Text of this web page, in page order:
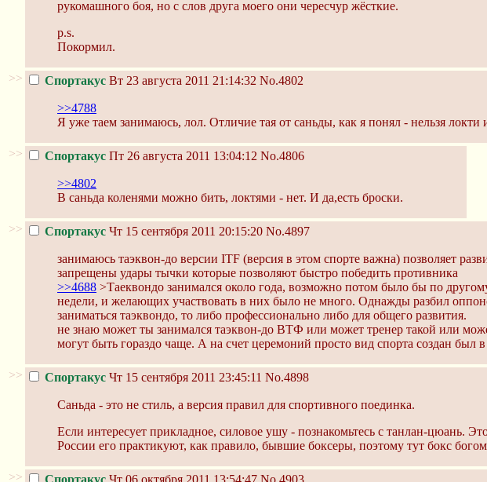
рукомашного боя, но с слов друга моего они чересчур жёсткие.
p.s.
Покормил.
>> Спортакус Вт 23 августа 2011 21:14:32 No.4802
>>4788
Я уже таем занимаюсь, лол. Отличие тая от саньды, как я понял - нельзя
>> Спортакус Пт 26 августа 2011 13:04:12 No.4806
>>4802
В саньда коленями можно бить, локтями - нет. И да,есть броски.
>> Спортакус Чт 15 сентября 2011 20:15:20 No.4897
занимаюсь таэквон-до версии ITF (версия в этом спорте важна) позволяет
запрещены удары тычки которые позволяют быстро победить противника
>>4688 >Таеквондо занимался около года, возможно потом было бы по
недели, и желающих участвовать в них было не много. Однажды разбил
заниматься таэквондо, то либо профессионально либо для общего развития.
не знаю может ты занимался таэквон-до ВТФ или может тренер такой или
могут быть гораздо чаще. А на счет церемоний просто вид спорта создан был
>> Спортакус Чт 15 сентября 2011 23:45:11 No.4898
Саньда - это не стиль, а версия правил для спортивного поединка.
Если интересует прикладное, силовое ушу - познакомьтесь с танлан-цюань.
России его практикуют, как правило, бывшие боксеры, поэтому тут бокс
>> Спортакус Чт 06 октября 2011 13:54:47 No.4903